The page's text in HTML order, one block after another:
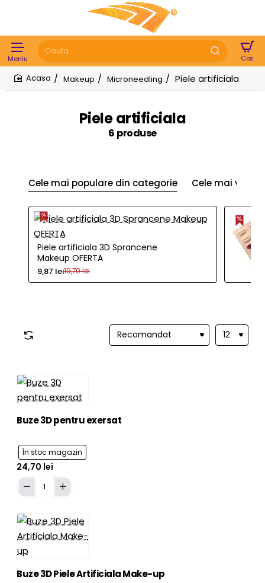
Cauta...
Piele artificiala
6 produse
Makeup Microneedling Piele artificiala
Cele mai populare din categorie Cele mai
Piele artificiala 3D Sprancene
Makeup OFERTA
9,87 lei19,70 lei
Buze 3D pentru exersat
În stoc magazin
24,70 lei
Buze
pentru
exersat
Buze 3D Piele Artificiala Make-up